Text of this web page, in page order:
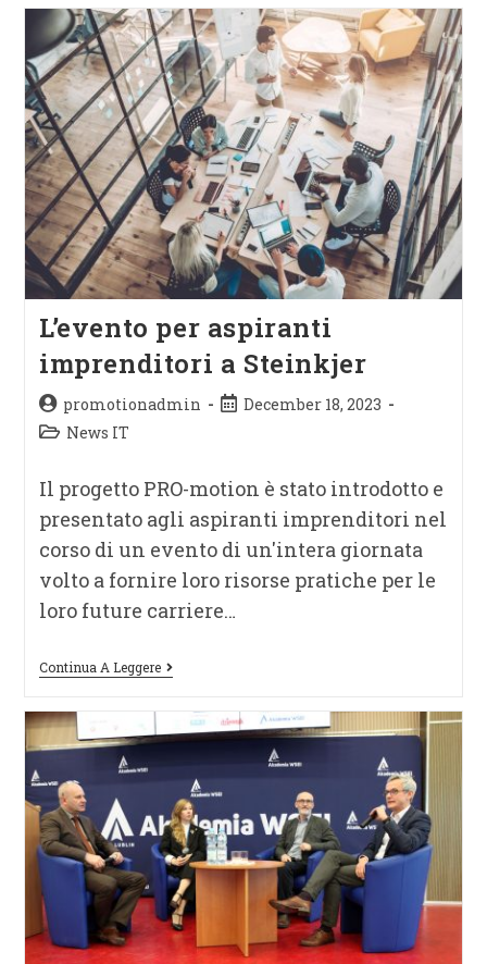
L’evento per aspiranti
imprenditori a Steinkjer
promotionadmin
December 18, 2023
News IT
Il progetto PRO-motion è stato introdotto e
presentato agli aspiranti imprenditori nel
corso di un evento di un'intera giornata
volto a fornire loro risorse pratiche per le
loro future carriere…
Continua A Leggere